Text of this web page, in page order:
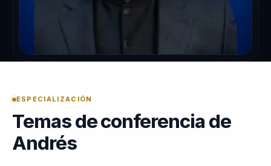
ESPECIALIZACIÓN
Temas de conferencia de
Andrés